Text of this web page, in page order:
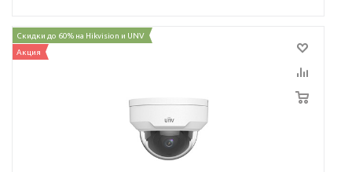
Скидки до 60% на Hikvision и UNV
Акция